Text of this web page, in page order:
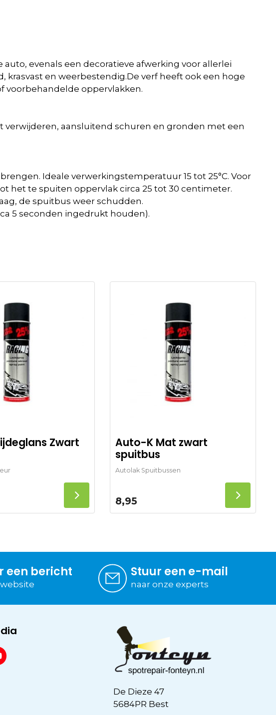
evenals een decoratieve afwerking voor allerlei
krasvast en weerbestendig.De verf heeft ook een hoge
voorbehandelde oppervlakken.
verwijderen, aansluitend schuren en gronden met een
Ideale verwerkingstemperatuur 15 tot 25°C. Voor
het te spuiten oppervlak circa 25 tot 30 centimeter.
de spuitbus weer schudden.
5 seconden ingedrukt houden).
Zwart
Auto-K Mat zwart
spuitbus
Autolak Spuitbussen
8,95
een bericht Stuur een e-mail
naar onze experts
De Dieze 47
5684PR Best